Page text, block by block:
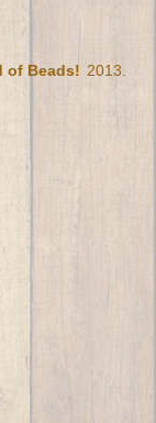
of Beads! 2013.